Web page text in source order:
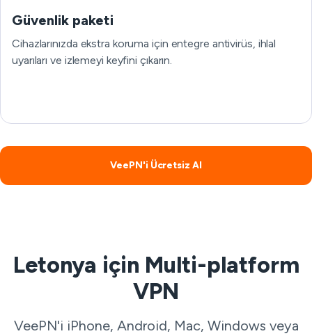
Güvenlik paketi
Cihazlarınızda ekstra koruma için entegre antivirüs, ihlal
uyarıları ve izlemeyi keyfini çıkarın.
VeePN'i Ücretsiz Al
Letonya için Multi-platform
VPN
VeePN'i iPhone, Android, Mac, Windows veya